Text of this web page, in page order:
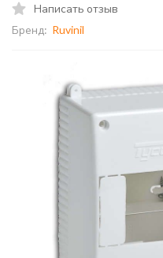
Написать отзыв
Бренд: Ruvinil